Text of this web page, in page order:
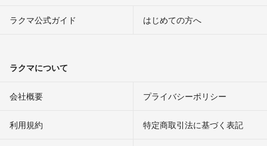
ラクマ公式ガイド はじめての方へ
ラクマについて
会社概要 プライバシーポリシー
利用規約 特定商取引法に基づく表記